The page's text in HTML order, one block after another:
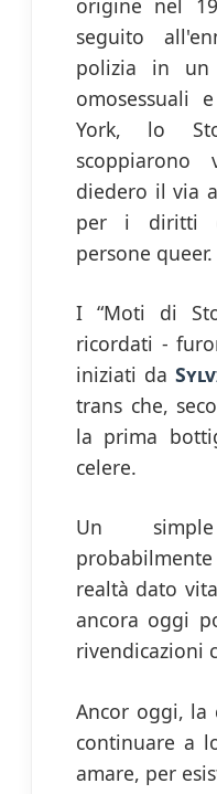
seguito
polizia in un
omosessuali
York, lo
scoppiarono
diedero il via
per i diritti
persone queer.
I “Moti di
ricordati -
iniziati da
trans che,
la prima
celere.
Un
realtà dato
ancora oggi
rivendicazioni
Ancor oggi, la
continuare a
amare, per